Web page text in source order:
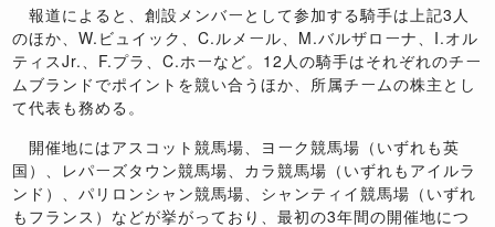
報道によると、創設メンバーとして参加する騎手は上記3人
のほか、W.ビュイック、C.ルメール、M.バルザローナ、I.オル
ティスJr.、F.プラ、C.ホーなど。12人の騎手はそれぞれのチー
ムブランドでポイントを競い合うほか、所属チームの株主とし
て代表も務める。
開催地にはアスコット競馬場、ヨーク競馬場（いずれも英
国）、レパーズタウン競馬場、カラ競馬場（いずれもアイルラ
ンド）、パリロンシャン競馬場、シャンティイ競馬場（いずれ
もフランス）などが挙がっており、最初の3年間の開催地につ